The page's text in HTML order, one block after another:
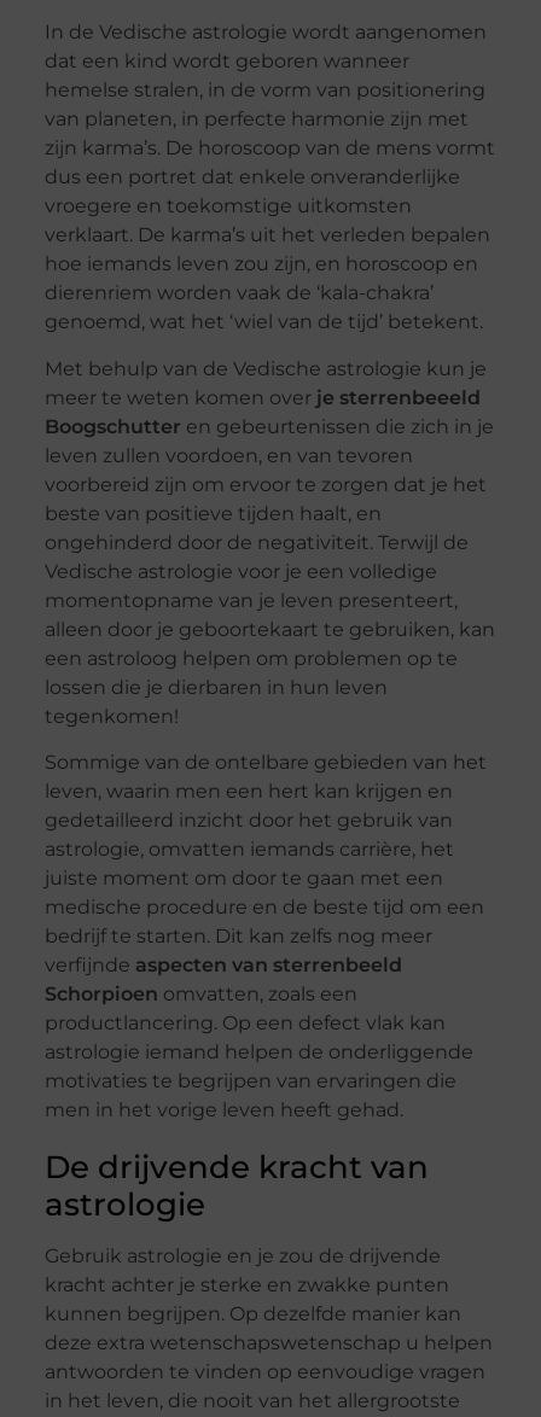
In de Vedische astrologie wordt aangenomen
dat een kind wordt geboren wanneer
hemelse stralen, in de vorm van positionering
van planeten, in perfecte harmonie zijn met
zijn karma’s. De horoscoop van de mens vormt
dus een portret dat enkele onveranderlijke
vroegere en toekomstige uitkomsten
verklaart. De karma’s uit het verleden bepalen
hoe iemands leven zou zijn, en horoscoop en
dierenriem worden vaak de ‘kala-chakra’
genoemd, wat het ‘wiel van de tijd’ betekent.
Met behulp van de Vedische astrologie kun je
meer te weten komen over je sterrenbeeeld
Boogschutter en gebeurtenissen die zich in je
leven zullen voordoen, en van tevoren
voorbereid zijn om ervoor te zorgen dat je het
beste van positieve tijden haalt, en
ongehinderd door de negativiteit. Terwijl de
Vedische astrologie voor je een volledige
momentopname van je leven presenteert,
alleen door je geboortekaart te gebruiken, kan
een astroloog helpen om problemen op te
lossen die je dierbaren in hun leven
tegenkomen!
Sommige van de ontelbare gebieden van het
leven, waarin men een hert kan krijgen en
gedetailleerd inzicht door het gebruik van
astrologie, omvatten iemands carrière, het
juiste moment om door te gaan met een
medische procedure en de beste tijd om een
bedrijf te starten. Dit kan zelfs nog meer
verfijnde aspecten van sterrenbeeld
Schorpioen omvatten, zoals een
productlancering. Op een defect vlak kan
astrologie iemand helpen de onderliggende
motivaties te begrijpen van ervaringen die
men in het vorige leven heeft gehad.
De drijvende kracht van
astrologie
Gebruik astrologie en je zou de drijvende
kracht achter je sterke en zwakke punten
kunnen begrijpen. Op dezelfde manier kan
deze extra wetenschapswetenschap u helpen
antwoorden te vinden op eenvoudige vragen
in het leven, die nooit van het allergrootste